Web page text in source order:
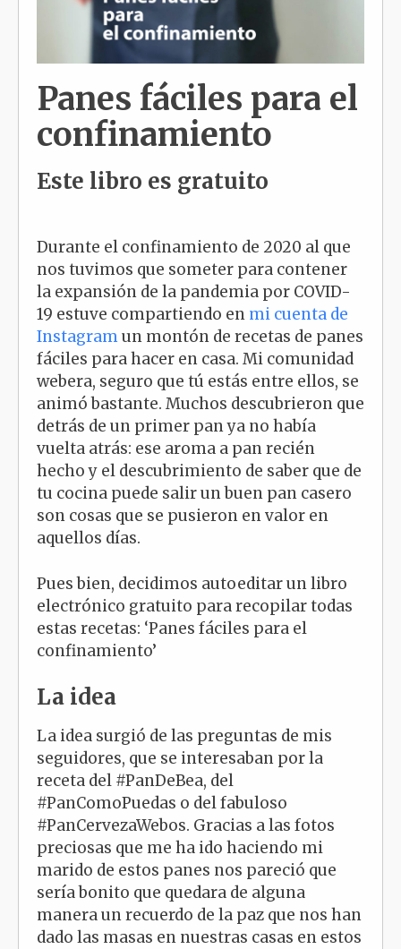
Panes fáciles para el
confinamiento
Este libro es gratuito
Durante el confinamiento de 2020 al que
nos tuvimos que someter para contener
la expansión de la pandemia por COVID-
19 estuve compartiendo en mi cuenta de
Instagramun montón de recetas de panes
fáciles para hacer en casa. Mi comunidad
webera, seguro que tú estás entre ellos, se
animó bastante. Muchos descubrieron que
detrás de un primer pan ya no había
vuelta atrás: ese aroma a pan recién
hecho y el descubrimiento de saber que de
tu cocina puede salir un buen pan casero
son cosas que se pusieron en valor en
aquellos días.
Pues bien, decidimos autoeditar un libro
electrónico gratuito para recopilar todas
estas recetas: ‘Panes fáciles para el
confinamiento’
La idea
La idea surgió de las preguntas de mis
seguidores, que se interesaban por la
receta del #PanDeBea, del
#PanComoPuedas o del fabuloso
#PanCervezaWebos. Gracias a las fotos
preciosas que me ha ido haciendo mi
marido de estos panes nos pareció que
sería bonito que quedara de alguna
manera un recuerdo de la paz que nos han
dado las masas en nuestras casas en estos